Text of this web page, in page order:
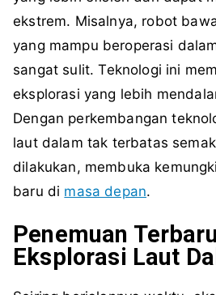
ekstrem. Misalnya, robot
yang mampu beroperasi
sangat sulit. Teknologi ini
eksplorasi yang lebih
Dengan perkembangan
laut dalam tak terbatas
dilakukan, membuka
baru di masa depan.
Penemuan
Eksplorasi Laut